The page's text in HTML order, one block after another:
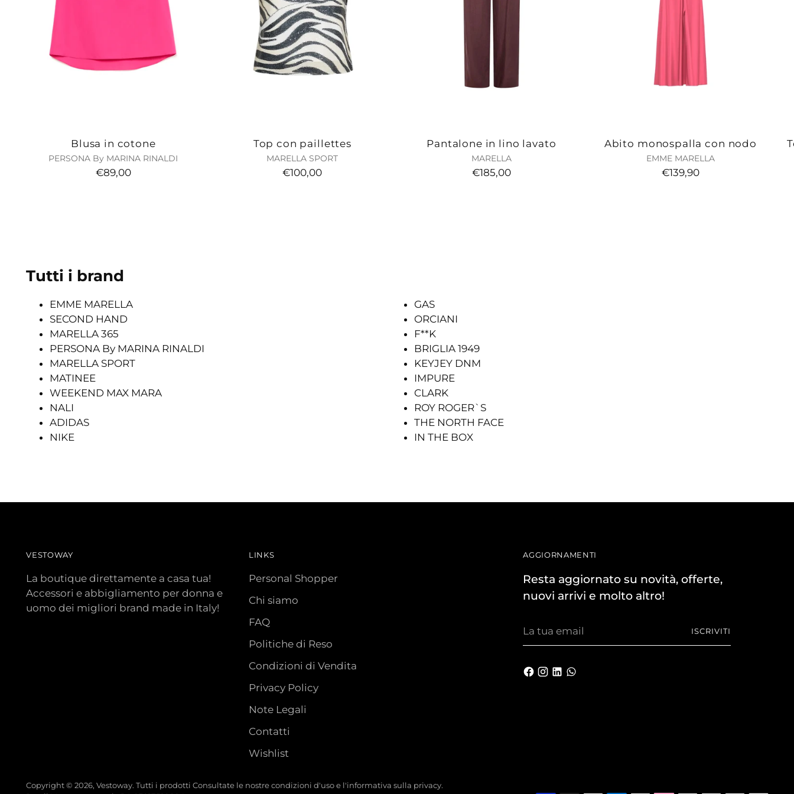
Blusa in cotone
PERSONA By MARINA RINALDI
€89,00
Top con paillettes
MARELLA SPORT
€100,00
Pantalone in lino lavato
MARELLA
€185,00
Abito monospalla con nodo
EMME MARELLA
€139,90
Tutti i brand
EMME MARELLA
SECOND HAND
MARELLA 365
PERSONA By MARINA RINALDI
MARELLA SPORT
MATINEE
WEEKEND MAX MARA
NALI
ADIDAS
NIKE
GAS
ORCIANI
F**K
BRIGLIA 1949
KEYJEY DNM
IMPURE
CLARK
ROY ROGER`S
THE NORTH FACE
IN THE BOX
VESTOWAY
La boutique direttamente a casa tua!
Accessori e abbigliamento per donna e
uomo dei migliori brand made in Italy!
LINKS
Personal Shopper
Chi siamo
FAQ
Politiche di Reso
Condizioni di Vendita
Privacy Policy
Note Legali
Contatti
Wishlist
AGGIORNAMENTI
Resta aggiornato su novità, offerte,
nuovi arrivi e molto altro!
tua
ISCRIVITI
Copyright © 2026,Vestoway. Tutti i prodotti Consultate le nostre condizioni d'uso e l'informativa sulla privacy.